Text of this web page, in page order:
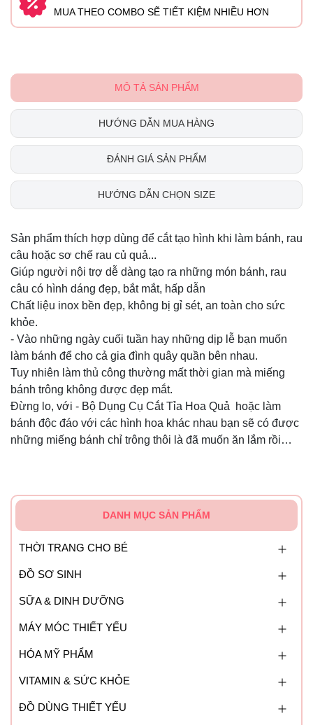
MUA THEO COMBO SẼ TIẾT KIỆM NHIỀU HƠN
MÔ TẢ SẢN PHẨM
HƯỚNG DẪN MUA HÀNG
ĐÁNH GIÁ SẢN PHẨM
HƯỚNG DẪN CHỌN SIZE
Sản phẩm thích hợp dùng để cắt tạo hình khi làm bánh, rau
câu hoặc sơ chế rau củ quả...
Giúp người nội trợ dễ dàng tạo ra những món bánh, rau
câu có hình dáng đẹp, bắt mắt, hấp dẫn
Chất liệu inox bền đẹp, không bị gỉ sét, an toàn cho sức
khỏe.
- Vào những ngày cuối tuần hay những dịp lễ bạn muốn
làm bánh để cho cả gia đình quây quần bên nhau.
Tuy nhiên làm thủ công thường mất thời gian mà miếng
bánh trông không được đẹp mắt.
Đừng lo, với - Bộ Dụng Cụ Cắt Tỉa Hoa Quả hoặc làm
bánh độc đáo với các hình hoa khác nhau bạn sẽ có được
những miếng bánh chỉ trông thôi là đã muốn ăn lắm rồi…
DANH MỤC SẢN PHẨM
THỜI TRANG CHO BÉ
ĐỒ SƠ SINH
SỮA & DINH DƯỠNG
MÁY MÓC THIẾT YẾU
HÓA MỸ PHẨM
VITAMIN & SỨC KHỎE
ĐỒ DÙNG THIẾT YẾU